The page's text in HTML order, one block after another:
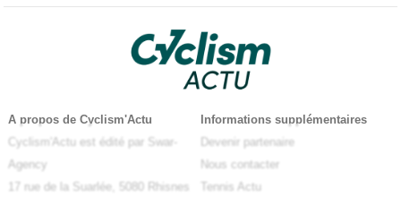
A propos de Cyclism'Actu
Cyclism'Actu est édité par Swar-
Agency
17 rue de la Suarlée, 5080 Rhisnes
Informations supplémentaires
Devenir partenaire
Nous contacter
Tennis Actu